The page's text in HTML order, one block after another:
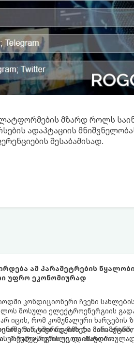
მზარდ როლს
ადაპტაციის
შესაბამისად.
ამ პარამეტრების
უფრო ეკონომიურად
კონდიციონერი ჩვენი
მოსული ელექტროენერგიის
არ იცის, რომ კომუნალური
არ არის, ხშირად მიზეზი მისი
პარამეტრების უცოდინარობაა.
მარტივი რეჟიმი და
სიგრილე და